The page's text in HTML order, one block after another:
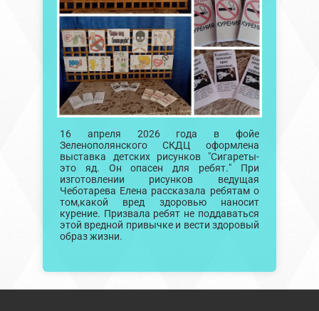
16 апреля 2026 года в фойе
Зеленополянского СКДЦ оформлена
выставка детских рисунков "Сигареты-
это яд. Он опасен для ребят." При
изготовлении рисунков ведущая
Чеботарева Елена рассказала ребятам о
том,какой вред здоровью наносит
курение. Призвала ребят не поддаваться
этой вредной привычке и вести здоровый
образ жизни.